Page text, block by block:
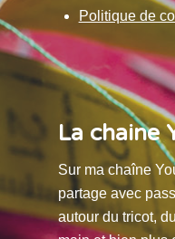
Politique de
La chaine
Sur ma chaîne
partage avec
autour du tricot,